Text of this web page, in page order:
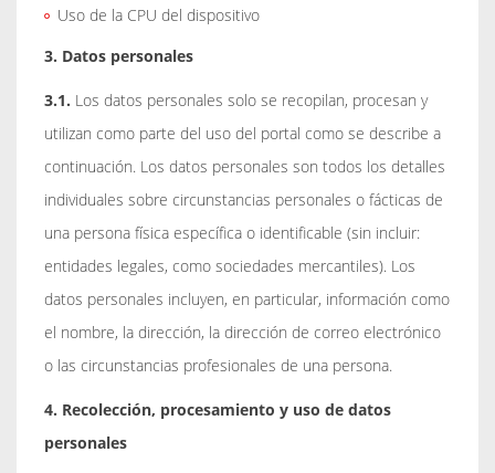
Uso de la CPU del dispositivo
3. Datos personales
3.1. Los datos personales solo se recopilan, procesan y
utilizan como parte del uso del portal como se describe a
continuación. Los datos personales son todos los detalles
individuales sobre circunstancias personales o fácticas de
una persona física específica o identificable (sin incluir:
entidades legales, como sociedades mercantiles). Los
datos personales incluyen, en particular, información como
el nombre, la dirección, la dirección de correo electrónico
o las circunstancias profesionales de una persona.
4. Recolección, procesamiento y uso de datos
personales